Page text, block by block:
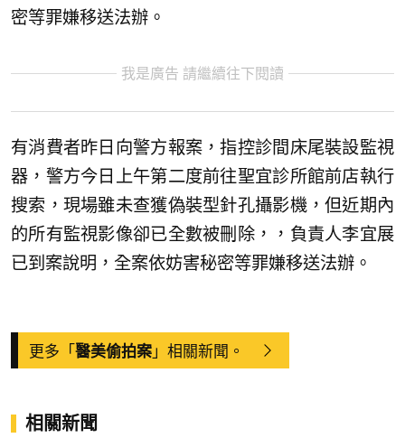
密等罪嫌移送法辦。
我是廣告 請繼續往下閱讀
有消費者昨日向警方報案，指控診間床尾裝設監視
器，警方今日上午第二度前往聖宜診所館前店執行
搜索，現場雖未查獲偽裝型針孔攝影機，但近期內
的所有監視影像卻已全數被刪除，，負責人李宜展
已到案說明，全案依妨害秘密等罪嫌移送法辦。
更多「醫美偷拍案」相關新聞。
相關新聞